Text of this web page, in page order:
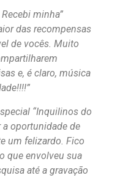
minha”
das recompensas
de vocês. Muito
e, é claro, música
“Inquilinos do
oportunidade de
um felizardo. Fico
que envolveu sua
até a gravação